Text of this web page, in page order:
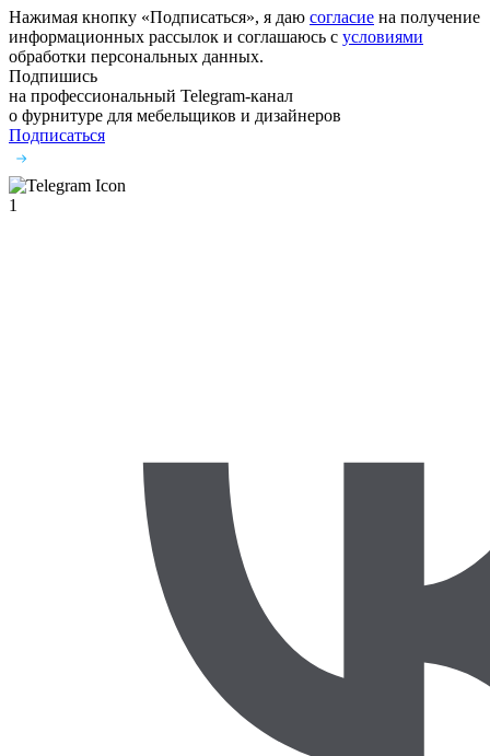
Нажимая кнопку «Подписаться», я даю согласие на получение
информационных рассылок и соглашаюсь с условиями
обработки персональных данных.
Подпишись
на профессиональный Telegram-канал
о фурнитуре для мебельщиков и дизайнеров
Подписаться
1